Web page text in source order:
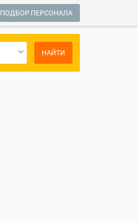
ПОДБОР ПЕРСОНАЛА
НАЙТИ